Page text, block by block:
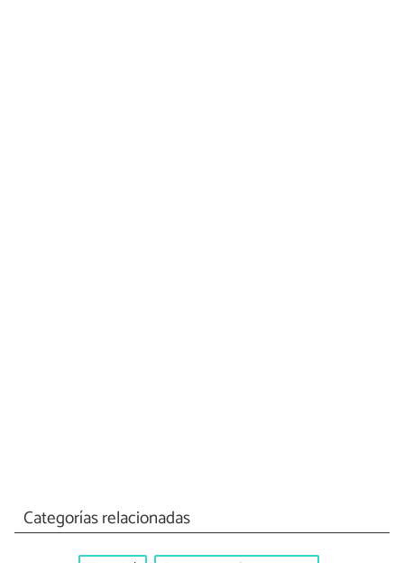
Categorías relacionadas